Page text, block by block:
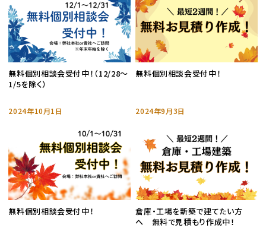
無料個別相談会受付中！（12/28～
1/5を除く）
無料個別相談会受付中！
2024年10月1日
無料個別相談会受付中！
2024年9月3日
倉庫・工場を新築で建てたい方
へ 無料で見積もり作成中！